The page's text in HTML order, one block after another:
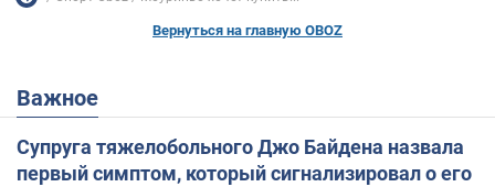
Вернуться на главную OBOZ
Важное
Супруга тяжелобольного Джо Байдена назвала
первый симптом, который сигнализировал о его